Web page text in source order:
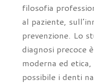
filosofia
al paziente,
prevenzione. Lo
diagnosi precoce
moderna ed
possibile i denti